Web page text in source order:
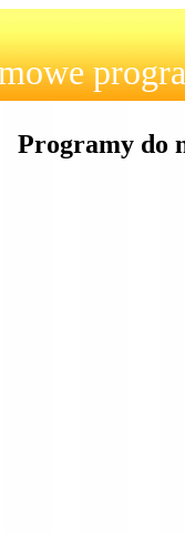
Programy do